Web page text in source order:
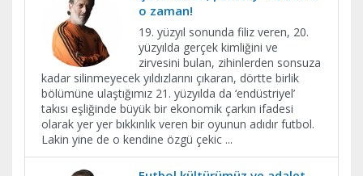
o zaman!
19. yüzyıl sonunda filiz veren, 20.
yüzyılda gerçek kimliğini ve
zirvesini bulan, zihinlerden sonsuza
kadar silinmeyecek yıldızlarını çıkaran, dörtte birlik
bölümüne ulaştığımız 21. yüzyılda da ‘endüstriyel’
takısı eşliğinde büyük bir ekonomik çarkın ifadesi
olarak yer yer bıkkınlık veren bir oyunun adıdır futbol.
Lakin yine de o kendine özgü çekic ...